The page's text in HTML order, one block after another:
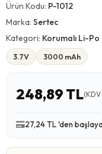
Ürün Kodu: P-1012
Marka: Sertec
Kategori: Korumalı Li-Po
3.7V 3000 mAh
248,89 TL
27,24 TL 'den